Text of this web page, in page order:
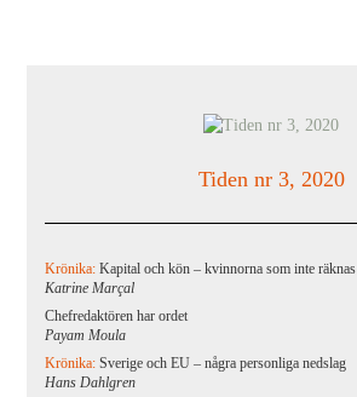
Tiden nr 3, 2020
Krönika:Kapital och kön – kvinnorna som inte räknas
Katrine Marçal
Chefredaktören har ordet
Payam Moula
Krönika:Sverige och EU – några personliga nedslag
Hans Dahlgren